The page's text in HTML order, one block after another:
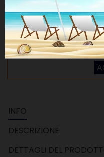
Disponibilità:
N° porte LAN : 1 LAN 10GB
Per vedere prezzi e
INFO
DESCRIZIONE
DETTAGLI DEL